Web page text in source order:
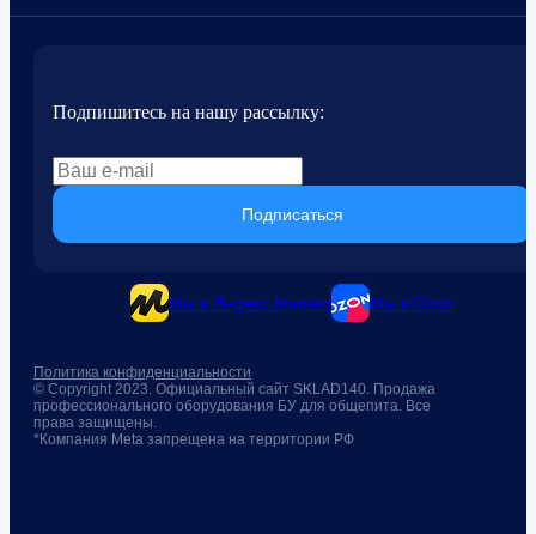
Подпишитесь на нашу рассылку:
Подписаться
Мы в Яндекс.Маркет Мы в Ozon
© Copyright 2023. Официальный сайт SKLAD140. Продажа
профессионального оборудования БУ для общепита. Все
права защищены.
*Компания Meta запрещена на территории РФ
Политика конфиденциальности